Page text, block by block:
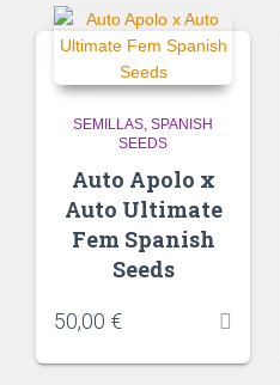
SEMILLAS SPANISH
SEEDS
Auto Apolo x
Auto Ultimate
Fem Spanish
Seeds
50,00 €